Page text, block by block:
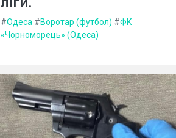
#Одеса #Воротар (футбол) #ФК
«Чорноморець» (Одеса)